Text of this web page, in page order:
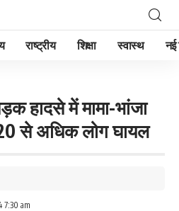
राष्ट्रीय शिक्षा स्वास्थ नई
हादसे में मामा-भांजा
से अधिक लोग घायल
7:30 am